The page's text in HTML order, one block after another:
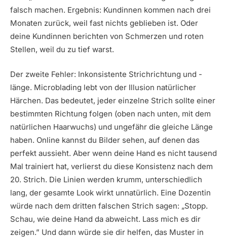
falsch machen. Ergebnis: Kundinnen kommen nach drei
Monaten zurück, weil fast nichts geblieben ist. Oder
deine Kundinnen berichten von Schmerzen und roten
Stellen, weil du zu tief warst.
Der zweite Fehler: Inkonsistente Strichrichtung und -
länge. Microblading lebt von der Illusion natürlicher
Härchen. Das bedeutet, jeder einzelne Strich sollte einer
bestimmten Richtung folgen (oben nach unten, mit dem
natürlichen Haarwuchs) und ungefähr die gleiche Länge
haben. Online kannst du Bilder sehen, auf denen das
perfekt aussieht. Aber wenn deine Hand es nicht tausend
Mal trainiert hat, verlierst du diese Konsistenz nach dem
20. Strich. Die Linien werden krumm, unterschiedlich
lang, der gesamte Look wirkt unnatürlich. Eine Dozentin
würde nach dem dritten falschen Strich sagen: „Stopp.
Schau, wie deine Hand da abweicht. Lass mich es dir
zeigen.” Und dann würde sie dir helfen, das Muster in